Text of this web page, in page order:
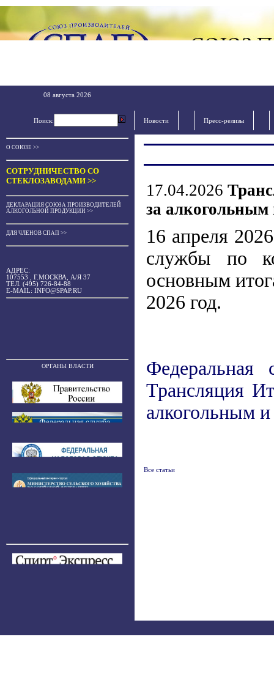
08 августа 2026
Поиск: Новости Пресс-релизы
О СОЮЗЕ >>
СОТРУДНИЧЕСТВО СО
СТЕКЛОЗАВОДАМИ >>
ДЕКЛАРАЦИЯ СОЮЗА ПРОИЗВОДИТЕЛЕЙ
АЛКОГОЛЬНОЙ ПРОДУКЦИИ >>
ДЛЯ ЧЛЕНОВ СПАП >>
АДРЕС:
107553 , Г.МОСКВА, А/Я 37
ТЕЛ. (495) 726-84-88
E-MAIL: INFO@SPAP.RU
ОРГАНЫ ВЛАСТИ
17.04.2026
за
16 апреля
службы по
основным
2026 год.
Трансляция
алкогольным
Все статьи